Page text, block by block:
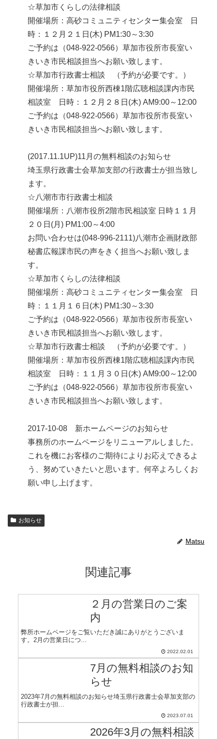
☆草加市くらしの法律相談
開催場所：高砂コミュニティセンター集会室 日
時：１２月２１日(木) PM1:30～3:30
ご予約は（048-922-0566）草加市役所市長室い
きいき市民相談担当へお願い致します。
☆草加市行政書士相談 （予約が必要です。）
開催場所：草加市役所西棟1階広聴相談課内市民
相談室 日時：１２月２８日(木) AM9:00～12:00
ご予約は（048-922-0566）草加市役所市長室い
きいき市民相談担当へお願い致します。
(2017.11.1UP)11月の無料相談のお知らせ
埼玉県行政書士会草加支部の行政書士が担当致し
ます。
☆八潮市市行政書士相談
開催場所：八潮市役所2階市民相談室 日時１１月
２０日(月) PM1:00～4:00
お問い合わせは(048-996-2111)八潮市企画財政部
秘書広報課市民の声をきく担当へお願い致しま
す。
☆草加市くらしの法律相談
開催場所：高砂コミュニティセンター集会室 日
時：１１月１６日(木) PM1:30～3:30
ご予約は（048-922-0566）草加市役所市長室い
きいき市民相談担当へお願い致します。
☆草加市行政書士相談 （予約が必要です。）
開催場所：草加市役所西棟1階広聴相談課内市民
相談室 日時：１１月３０日(木) AM9:00～12:00
ご予約は（048-922-0566）草加市役所市長室い
きいき市民相談担当へお願い致します。
2017-10-08 新ホームページのお知らせ
事務所のホームページをリニューアルしました。
これを機にお客様のご期待によりお応えできるよ
う、努めていきたいと思います。何卒よろしくお
願い申し上げます。
お知らせ
Matsu
関連記事
２月の営業日のご案
内
弊所ホームページをご覧いただき誠にありがとうございま
す。2月の営業日につ...
2022.02.01
7月の無料相談のお知
らせ
2023年7月の無料相談のお知らせ埼玉県行政書士会草加支部の
行政書士が担...
2023.07.01
2026年3月の無料相談